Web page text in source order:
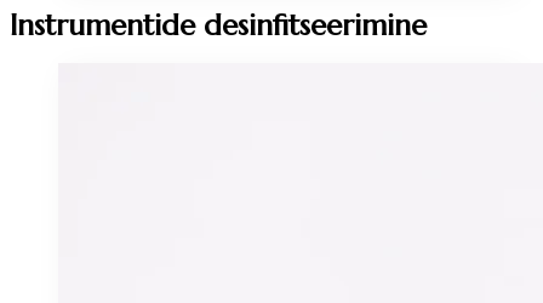
Instrumentide desinfitseerimine